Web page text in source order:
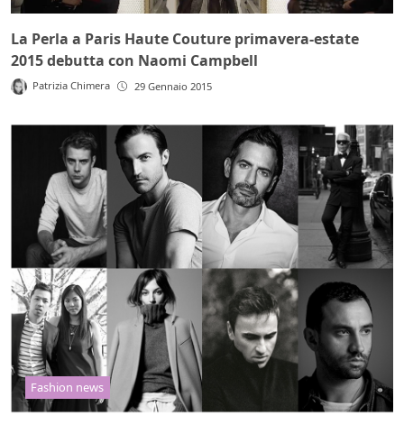
La Perla a Paris Haute Couture primavera-estate
2015 debutta con Naomi Campbell
Patrizia Chimera 29 Gennaio 2015
Fashion news